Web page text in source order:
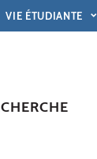
VIE ÉTUDIANTE